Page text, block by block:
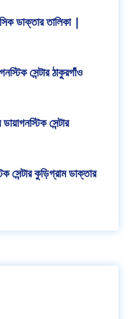
ডাক্তার তালিকা |
সেন্টার ঠাকুরগাঁও
সেন্টার
সেন্টার কুড়িগ্রাম ডাক্তার